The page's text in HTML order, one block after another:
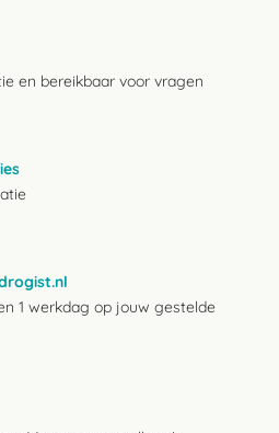
en bereikbaar voor vragen
1 werkdag op jouw gestelde